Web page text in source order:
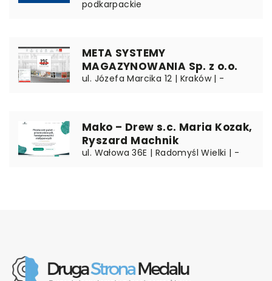
podkarpackie
META SYSTEMY
MAGAZYNOWANIA Sp. z o.o.
ul. Józefa Marcika 12 | Kraków | -
Mako – Drew s.c. Maria Kozak,
Ryszard Machnik
ul. Wałowa 36E | Radomyśl Wielki | -